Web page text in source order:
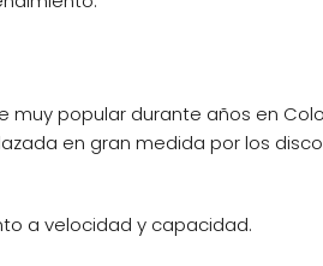
muy popular durante años en
en gran medida por los
a velocidad y capacidad.